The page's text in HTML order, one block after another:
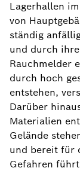
Lagerhallen
von
ständig
und durch
Rauchmelder
durch hoch
entstehen,
Darüber
Materialien
Gelände
und bereit für
Gefahren